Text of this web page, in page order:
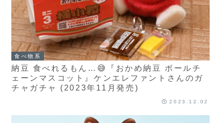
食べ物系
納豆 食べれるもん…😅『おかめ納豆 ボールチ
ェーンマスコット』ケンエレファントさんのガ
チャガチャ (2023年11月発売)
2023.12.02